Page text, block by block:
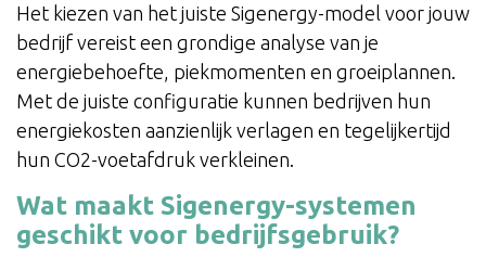
Het kiezen van het juiste Sigenergy-model voor jouw
bedrijf vereist een grondige analyse van je
energiebehoefte, piekmomenten en groeiplannen.
Met de juiste configuratie kunnen bedrijven hun
energiekosten aanzienlijk verlagen en tegelijkertijd
hun CO2-voetafdruk verkleinen.
Wat maakt Sigenergy-systemen
geschikt voor bedrijfsgebruik?